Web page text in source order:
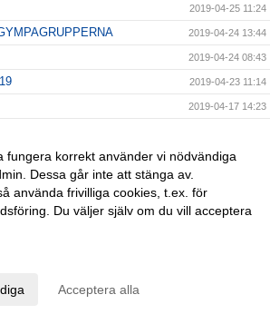
2019-04-25 11:24
2019-04-24 13:44
2019-04-24 08:43
2019-04-23 11:14
2019-04-17 14:23
2019-04-16 07:59
2019-04-10 09:09
2019-04-08 23:39
fungera korrekt använder vi nödvändiga
Dessa går inte att stänga av.
använda frivilliga cookies, t.ex. för
Du väljer själv om du vill acceptera
Acceptera alla